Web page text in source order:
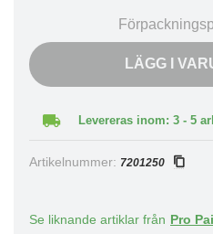
LÄGG I
Levereras inom: 3 - 5
Artikelnummer: 7201250
Se liknande artiklar från Pro